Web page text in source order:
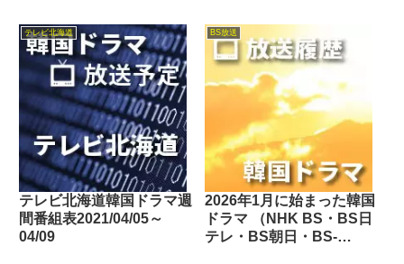
08/02
ジ・BS11・BS12・Dlife・
テレビ東京・TOKYO
MX・tvk・テレビ大阪・サ
ンテレビ・KBS京都・テレ
ビ愛知・テレビ北海道）
テレビ北海道
テレビ北海道韓国ドラマ週
間番組表2021/04/05～
04/09
BS放送
2026年1月に始まった韓国
ドラマ （NHK BS・BS日
テレ・BS朝日・BS-